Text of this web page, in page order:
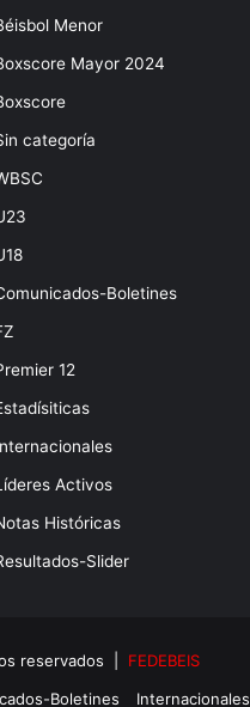
Menor
Mayor 2024
categoría
Boletines
12
Activos
Históricas
Slider
reservados | FEDEBEIS
Boletines Internacionales